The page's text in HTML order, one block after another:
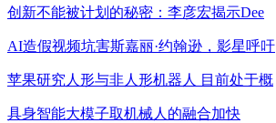
创新不能被计划的秘密：李彦宏揭示Dee
AI造假视频坑害斯嘉丽·约翰逊，影星呼吁
苹果研究人形与非人形机器人 目前处于概
具身智能大模子取机械人的融合加快